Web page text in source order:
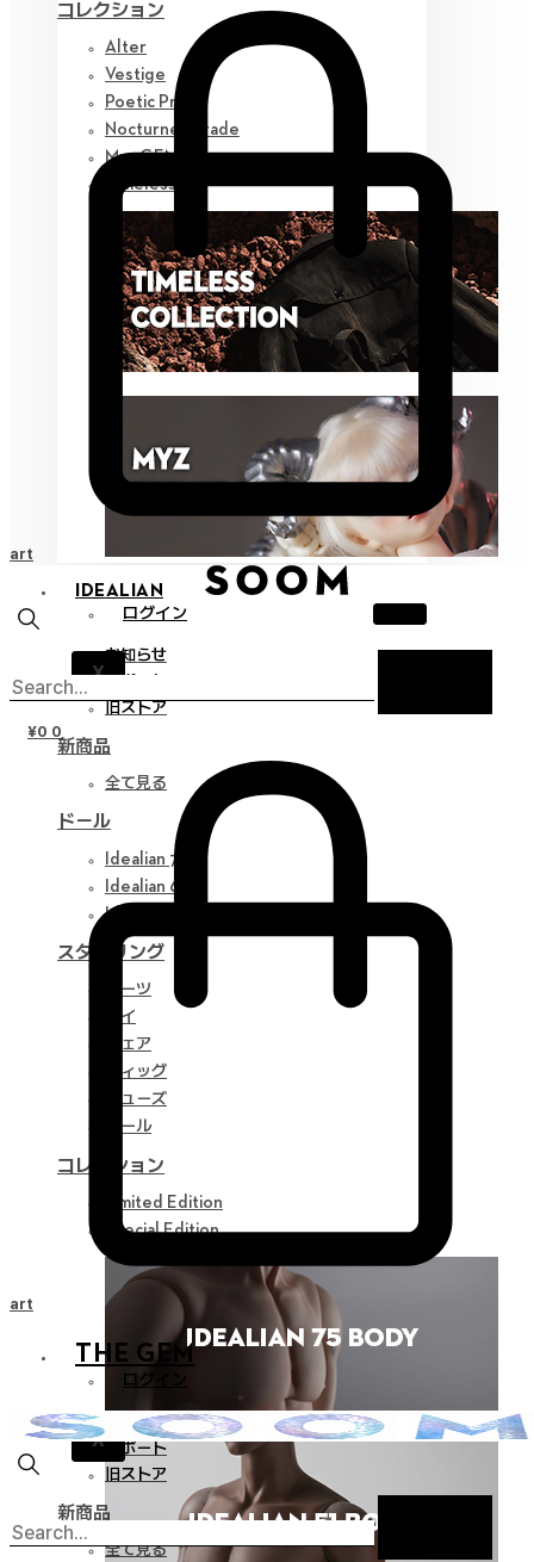
コレクション
Alter
Vestige
Poetic Prose
Nocturne Parade
Myz GEM
Timeless
IDEALIAN
ログイン
X
お知らせ
サポート
旧ストア
新商品
全て見る
ドール
Idealian 75 M
Idealian 68 F
Idealian 51 M
スタイリング
パーツ
アイ
ウェア
ウィッグ
シューズ
ツール
コレクション
Limited Edition
Special Edition
¥0 0
THE GEM
ログイン
X
お知らせ
サポート
旧ストア
新商品
全て見る